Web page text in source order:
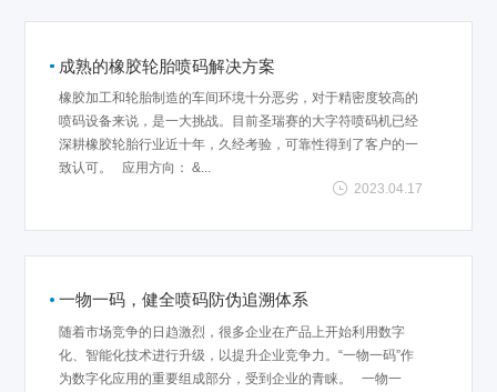
成熟的橡胶轮胎喷码解决方案
橡胶加工和轮胎制造的车间环境十分恶劣，对于精密度较高的
喷码设备来说，是一大挑战。目前圣瑞赛的大字符喷码机已经
深耕橡胶轮胎行业近十年，久经考验，可靠性得到了客户的一
致认可。 应用方向： &...
2023.04.17
一物一码，健全喷码防伪追溯体系
随着市场竞争的日趋激烈，很多企业在产品上开始利用数字
化、智能化技术进行升级，以提升企业竞争力。“一物一码”作
为数字化应用的重要组成部分，受到企业的青睐。 一物一